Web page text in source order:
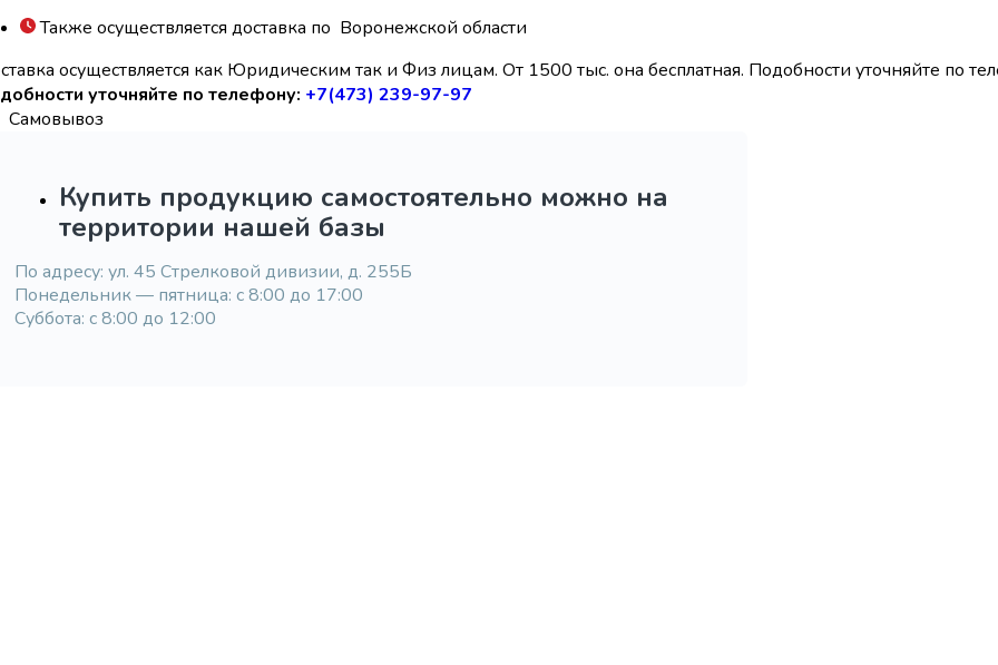
Также осуществляется доставка по Воронежской области
осуществляется как Юридическим так и Физ лицам. От 1500 тыс. она бесплатная. Подобности уточняйте по
уточняйте по телефону: +7(473) 239-97-97
Самовывоз
Купить продукцию самостоятельно можно на
территории нашей базы
По адресу: ул. 45 Стрелковой дивизии, д. 255Б
Понедельник — пятница: с 8:00 до 17:00
Суббота: с 8:00 до 12:00